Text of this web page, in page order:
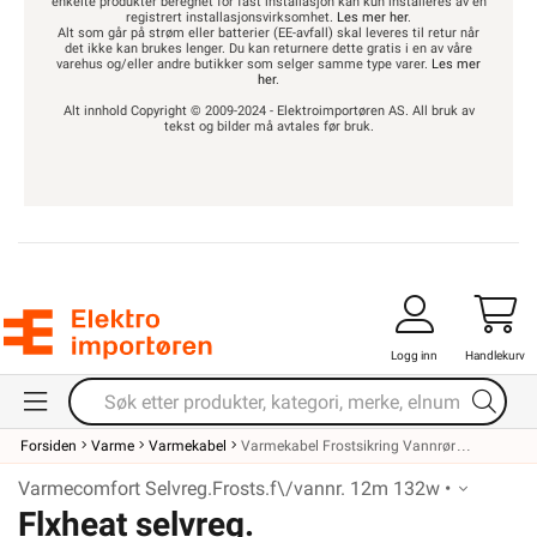
registrert installasjonsvirksomhet. Les mer her.
Alt som går på strøm eller batterier (EE-avfall) skal leveres til retur når
det ikke kan brukes lenger. Du kan returnere dette gratis i en av våre
varehus og/eller andre butikker som selger samme type varer. Les mer
her.
Alt innhold Copyright © 2009-2024 - Elektroimportøren AS. All bruk av
tekst og bilder må avtales før bruk.
Logg inn Handlekurv
Forsiden Varme Varmekabel Varmekabel Frostsikring Vannrør
Varmecomfort Selvreg.Frosts.f\/vannr. 12m 132w •
Flxheat selvreg.